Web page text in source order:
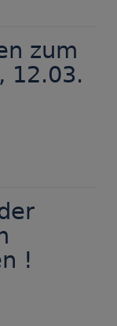
zum
12.03.
!